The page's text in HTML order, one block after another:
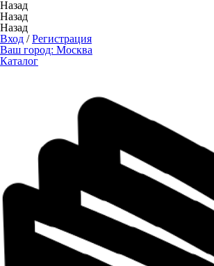
Назад
Назад
Назад
Вход /Регистрация
Ваш город: Москва
Каталог